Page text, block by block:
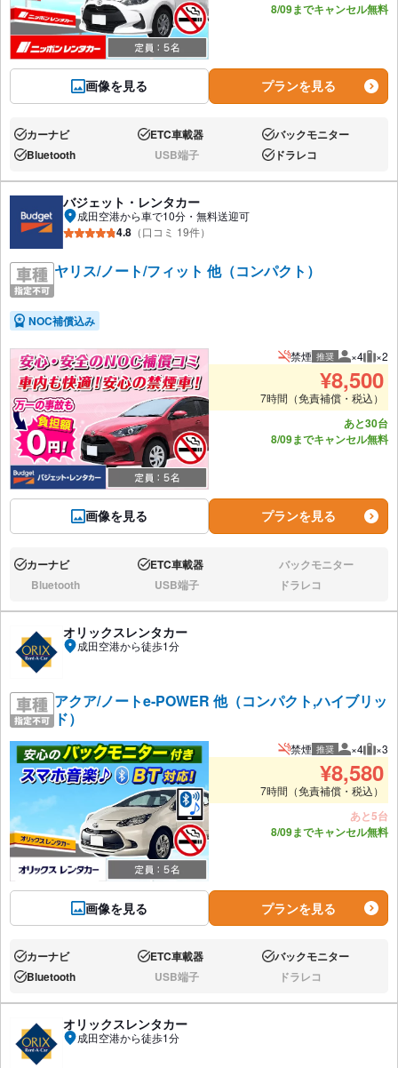
画像を見る
8/09までキャンセル無料
プランを見る
あり:カーナビ あり:ETC車載器 あり:バックモニター
あり:Bluetooth なし:USB端子 あり:ドラレコ
バジェット・レンタカー
成田空港から車で10分・無料送迎可
4.8 （口コミ 19件）
ヤリス/ノート/フィット 他（コンパクト）
NOC補償込み
画像を見る
禁煙 推奨 推奨人数
×4 推
×2
¥8,500
7時間（免責補償・税込）
あと30台
8/09までキャンセル無料
プランを見る
あり:カーナビ あり:ETC車載器 なし:バックモニター
なし:Bluetooth なし:USB端子 なし:ドラレコ
オリックスレンタカー
成田空港から徒歩1分
アクア/ノートe-POWER 他（コンパクト,ハイブリッ
ド）
画像を見る
禁煙 推奨 推奨人数
×4 推
×3
¥8,580
7時間（免責補償・税込）
あと5台
8/09までキャンセル無料
プランを見る
あり:カーナビ あり:ETC車載器 あり:バックモニター
あり:Bluetooth なし:USB端子 なし:ドラレコ
オリックスレンタカー
成田空港から徒歩1分